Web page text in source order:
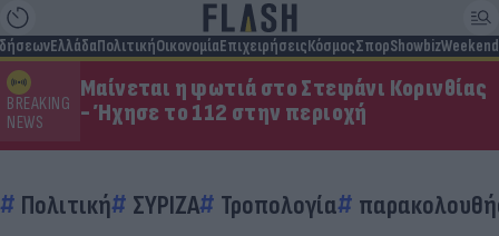
ΕλλάδαΠολιτικήΟικονομίαΕπιχειρήσειςΚόσμοςΣπορShowbizWeekend
BREAKING
NEWS
Μαίνεται η φωτιά στο Στεφάνι Κορινθίας
- Ήχησε το 112 στην περιοχή
Πολιτική ΣΥΡΙΖΑ Τροπολογία